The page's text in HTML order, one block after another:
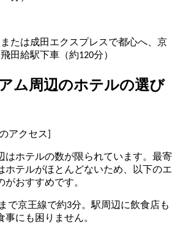
たは成田エクスプレスで都心へ、京
田給駅下車（約120分）
ム周辺のホテルの選び
アクセス]
はホテルの数が限られています。最寄
ホテルがほとんどないため、以下のエ
がおすすめです。
で京王線で約3分。駅周辺に飲食店も
にも困りません。